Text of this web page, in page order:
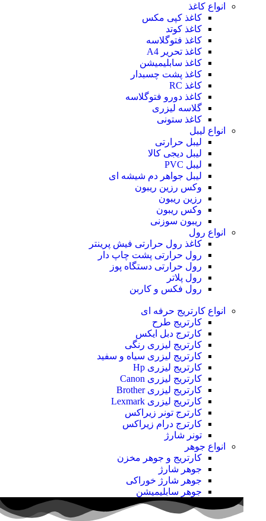
انواع کاغذ
کاغذ کپی مکس
کاغذ کوتد
کاغذ فتوگلاسه
کاغذ تحریر A4
کاغذ سابلیمیشن
کاغذ پشت چسبدار
کاغذ RC
کاغذ دورو فتوگلاسه
گلاسه لیزری
کاغذ ستونی
انواع لیبل
لیبل حرارتی
لیبل دیجی کالا
لیبل PVC
لیبل جواهر دم شیشه ای
وکس رزین ریبون
رزین ریبون
وکس ریبون
ریبون سوزنی
انواع رول
کاغذ رول حرارتی فیش پرینتر
رول حرارتی پشت چاپ دار
رول حرارتی دستگاه پوز
رول پلاتر
رول فکس و کاربن
انواع کارتریج حرفه ای
کارتریج طرح
کارترج دبل ایکس
کارتریج لیزری رنگی
کارتریج لیزری سیاه و سفید
کارتریج لیزری Hp
کارتریج لیزری Canon
کارتریج لیزری Brother
کارتریج لیزری Lexmark
کارترج تونر زیراکس
کارترج درام زیراکس
تونر شارژ
انواع جوهر
کارتریج و جوهر مخزن
جوهر شارژ
جوهر شارژ خوراکی
جوهر سابلیمیشن